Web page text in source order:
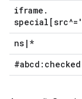
iframe .
ns | *
#abcd:checked